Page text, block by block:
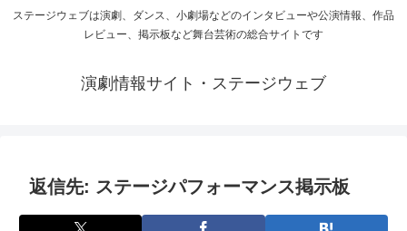
ステージウェブは演劇、ダンス、小劇場などのインタビューや公演情報、作品
レビュー、掲示板など舞台芸術の総合サイトです
演劇情報サイト・ステージウェブ
返信先: ステージパフォーマンス掲示板